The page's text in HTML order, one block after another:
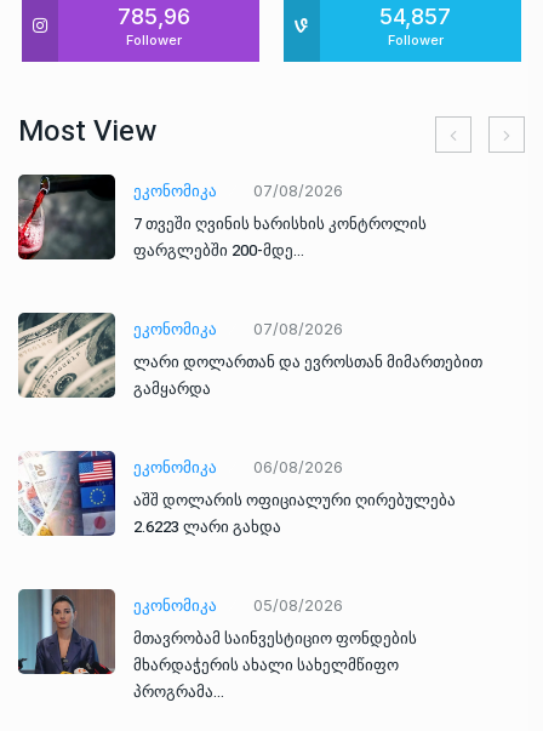
785,96
Follower
54,857
Follower
Most View
ᲔᲙᲝᲜᲝᲛᲘᲙᲐ 07/08/2026
7 თვეში ღვინის ხარისხის კონტროლის
ფარგლებში 200-მდე…
ᲔᲙᲝᲜᲝᲛᲘᲙᲐ 07/08/2026
ლარი დოლართან და ევროსთან მიმართებით
გამყარდა
ᲔᲙᲝᲜᲝᲛᲘᲙᲐ 06/08/2026
აშშ დოლარის ოფიციალური ღირებულება
2.6223 ლარი გახდა
ᲔᲙᲝᲜᲝᲛᲘᲙᲐ 05/08/2026
მთავრობამ საინვესტიციო ფონდების
მხარდაჭერის ახალი სახელმწიფო
პროგრამა…